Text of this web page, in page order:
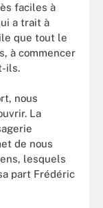
faciles à
a trait à
que tout le
à commencer
ils.
nous
La
de nous
lesquels
part Frédéric